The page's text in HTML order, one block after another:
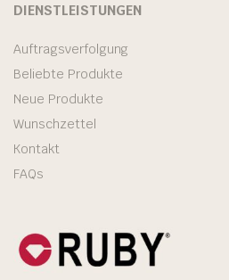
DIENSTLEISTUNGEN
Auftragsverfolgung
Beliebte Produkte
Neue Produkte
Wunschzettel
Kontakt
FAQs